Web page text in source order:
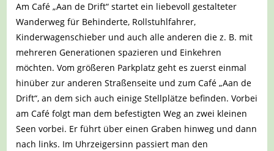
Am Café „Aan de Drift“ startet ein liebevoll gestalteter
Wanderweg für Behinderte, Rollstuhlfahrer,
Kinderwagenschieber und auch alle anderen die z. B. mit
mehreren Generationen spazieren und Einkehren
möchten. Vom größeren Parkplatz geht es zuerst einmal
hinüber zur anderen Straßenseite und zum Café „Aan de
Drift“, an dem sich auch einige Stellplätze befinden. Vorbei
am Café folgt man dem befestigten Weg an zwei kleinen
Seen vorbei. Er führt über einen Graben hinweg und dann
nach links. Im Uhrzeigersinn passiert man den